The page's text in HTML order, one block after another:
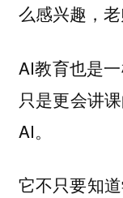
么感兴趣，老
AI教育也是
只是更会讲
AI。
它不只要知